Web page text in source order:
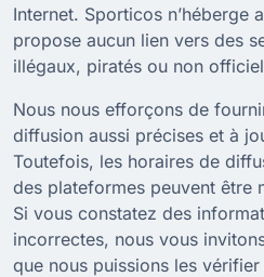
Internet. Sporticos n’héberge
propose aucun lien vers des
illégaux, piratés ou non
Nous nous efforçons de
diffusion aussi précises et à
Toutefois, les horaires de
des plateformes peuvent être
Si vous constatez des
incorrectes, nous vous
que nous puissions les